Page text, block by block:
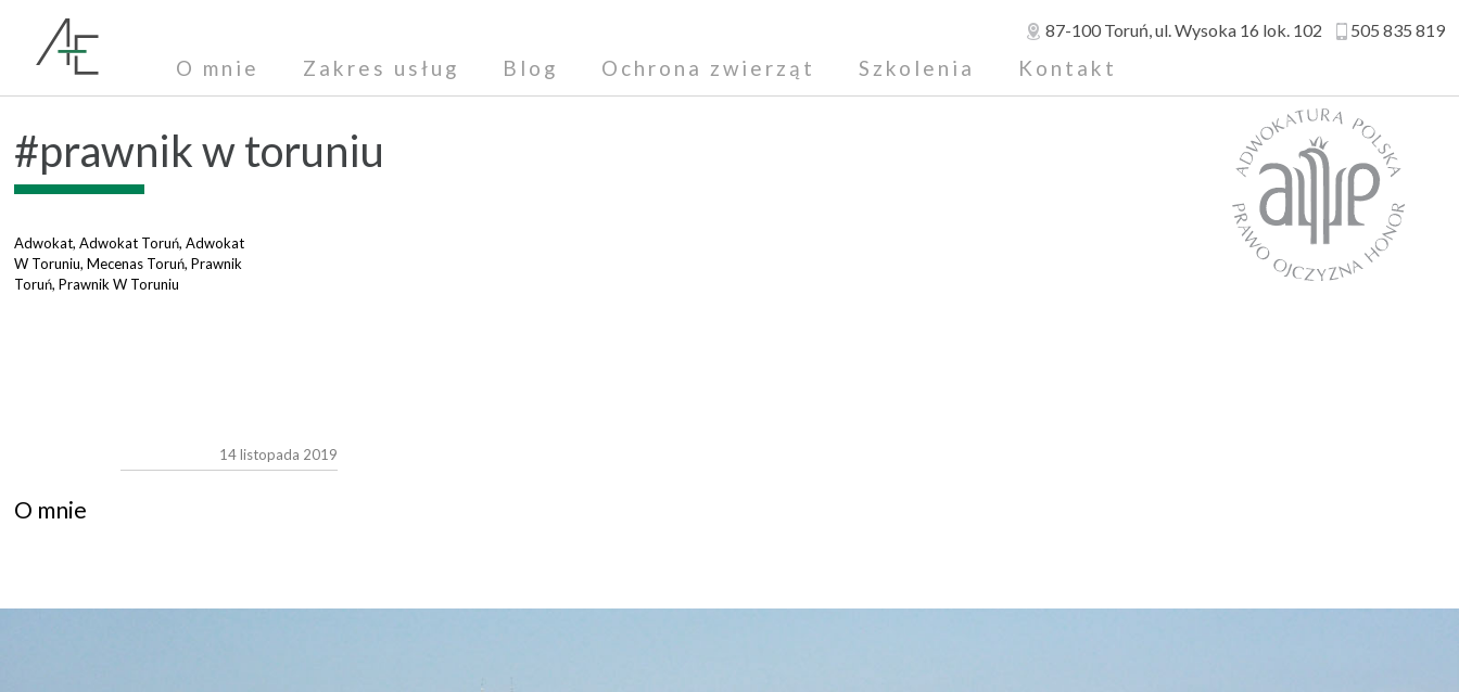
87-100 Toruń, ul.Wysoka 16 lok. 102 505 835 819
O mnie Zakres usług Blog Ochrona zwierząt Szkolenia Kontakt
#prawnik w toruniu
Adwokat,Adwokat Toruń,Adwokat
W Toruniu,Mecenas Toruń,Prawnik
Toruń,Prawnik W Toruniu
14 listopada 2019
O mnie